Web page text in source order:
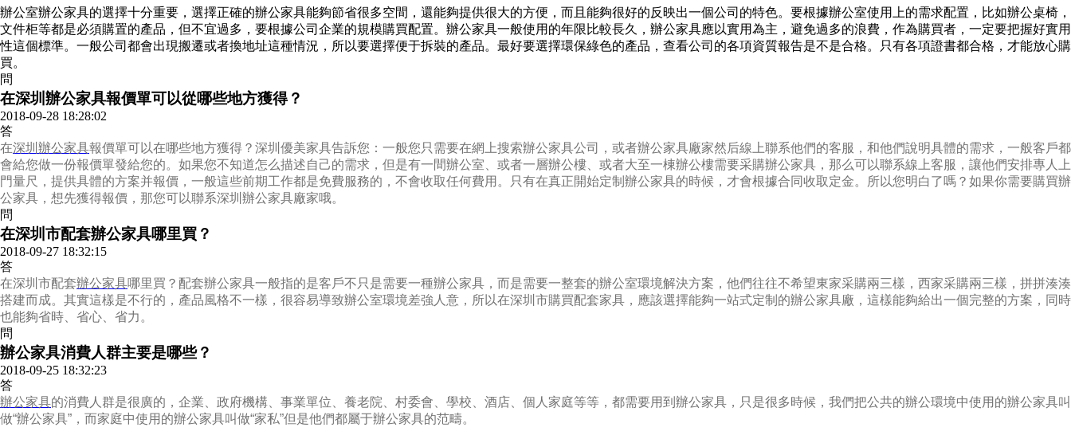
辦公室辦公家具的選擇十分重要，選擇正確的辦公家具能夠節省很多空間，還能夠提供很大的方便，而且能夠很好的反映出一個公司的特色。要根據辦公室使用上的需求配置，比如辦公桌椅，
文件柜等都是必須購置的產品，但不宜過多，要根據公司企業的規模購買配置。辦公家具一般使用的年限比較長久，辦公家具應以實用為主，避免過多的浪費，作為購買者，一定要把握好實用
性這個標準。一般公司都會出現搬遷或者換地址這種情況，所以要選擇便于拆裝的產品。最好要選擇環保綠色的產品，查看公司的各項資質報告是不是合格。只有各項證書都合格，才能放心購
買。
問
在深圳辦公家具報價單可以從哪些地方獲得？
2018-09-28 18:28:02
答
在深圳辦公家具報價單可以在哪些地方獲得？深圳優美家具告訴您：一般您只需要在網上搜索辦公家具公司，或者辦公家具廠家然后線上聯系他們的客服，和他們說明具體的需求，一般客戶都
會給您做一份報價單發給您的。如果您不知道怎么描述自己的需求，但是有一間辦公室、或者一層辦公樓、或者大至一棟辦公樓需要采購辦公家具，那么可以聯系線上客服，讓他們安排專人上
門量尺，提供具體的方案并報價，一般這些前期工作都是免費服務的，不會收取任何費用。只有在真正開始定制辦公家具的時候，才會根據合同收取定金。所以您明白了嗎？如果你需要購買辦
公家具，想先獲得報價，那您可以聯系深圳辦公家具廠家哦。
問
在深圳市配套辦公家具哪里買？
2018-09-27 18:32:15
答
在深圳市配套辦公家具哪里買？配套辦公家具一般指的是客戶不只是需要一種辦公家具，而是需要一整套的辦公室環境解決方案，他們往往不希望東家采購兩三樣，西家采購兩三樣，拼拼湊湊
搭建而成。其實這樣是不行的，產品風格不一樣，很容易導致辦公室環境差強人意，所以在深圳市購買配套家具，應該選擇能夠一站式定制的辦公家具廠，這樣能夠給出一個完整的方案，同時
也能夠省時、省心、省力。
問
辦公家具消費人群主要是哪些？
2018-09-25 18:32:23
答
辦公家具的消費人群是很廣的，企業、政府機構、事業單位、養老院、村委會、學校、酒店、個人家庭等等，都需要用到辦公家具，只是很多時候，我們把公共的辦公環境中使用的辦公家具叫
做“辦公家具”，而家庭中使用的辦公家具叫做“家私”但是他們都屬于辦公家具的范疇。